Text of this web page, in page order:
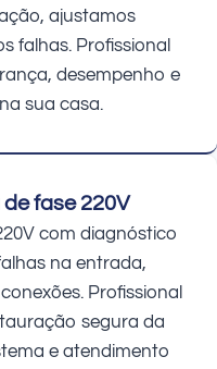
ajustamos
falhas. Profissional
desempenho e
sua casa.
fase 220V
com diagnóstico
na entrada,
Profissional
segura da
e atendimento